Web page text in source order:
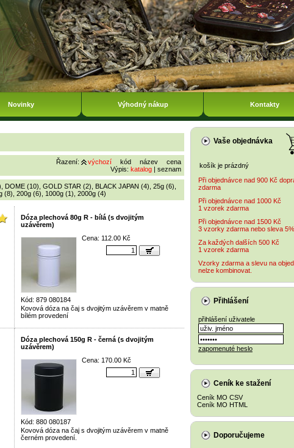
Novinky Výhodný nákup Kontakty
Řazení: výchozí kód název
cena
Výpis: katalog | seznam
DOME (10) GOLD STAR (2) BLACK JAPAN (4) 25g (6)
(8) 200g (6) 1000g (1) 2000g (4)
Dóza plechová 80g R - bílá (s dvojitým
uzávěrem)
Kód: 879 080184
Cena: 112.00 Kč
Kovová dóza na čaj s dvojitým uzávěrem v matně
bílém provedení
Dóza plechová 150g R - černá (s dvojitým
uzávěrem)
Kód: 880 080187
Cena: 170.00 Kč
Kovová dóza na čaj s dvojitým uzávěrem v matně
černém provedení.
Vaše objednávka
košík je prázdný
Při objednávce nad 900 Kč
zdarma
Při objednávce nad 1000 Kč
1 vzorek zdarma
Při objednávce nad 1500 Kč
3 vzorky zdarma nebo sleva 5%
Za každých dalších 500 Kč
1 vzorek zdarma
Vzorky zdarma a slevu na
nelze kombinovat.
Přihlášení
přihlášení uživatele
zapomenuté heslo
Ceník ke stažení
Ceník MO CSV
Ceník MO HTML
Doporučujeme